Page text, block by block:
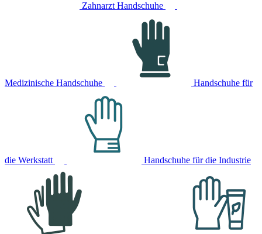
Zahnarzt Handschuhe
Medizinische Handschuhe Handschuhe für
die Werkstatt Handschuhe für die Industrie